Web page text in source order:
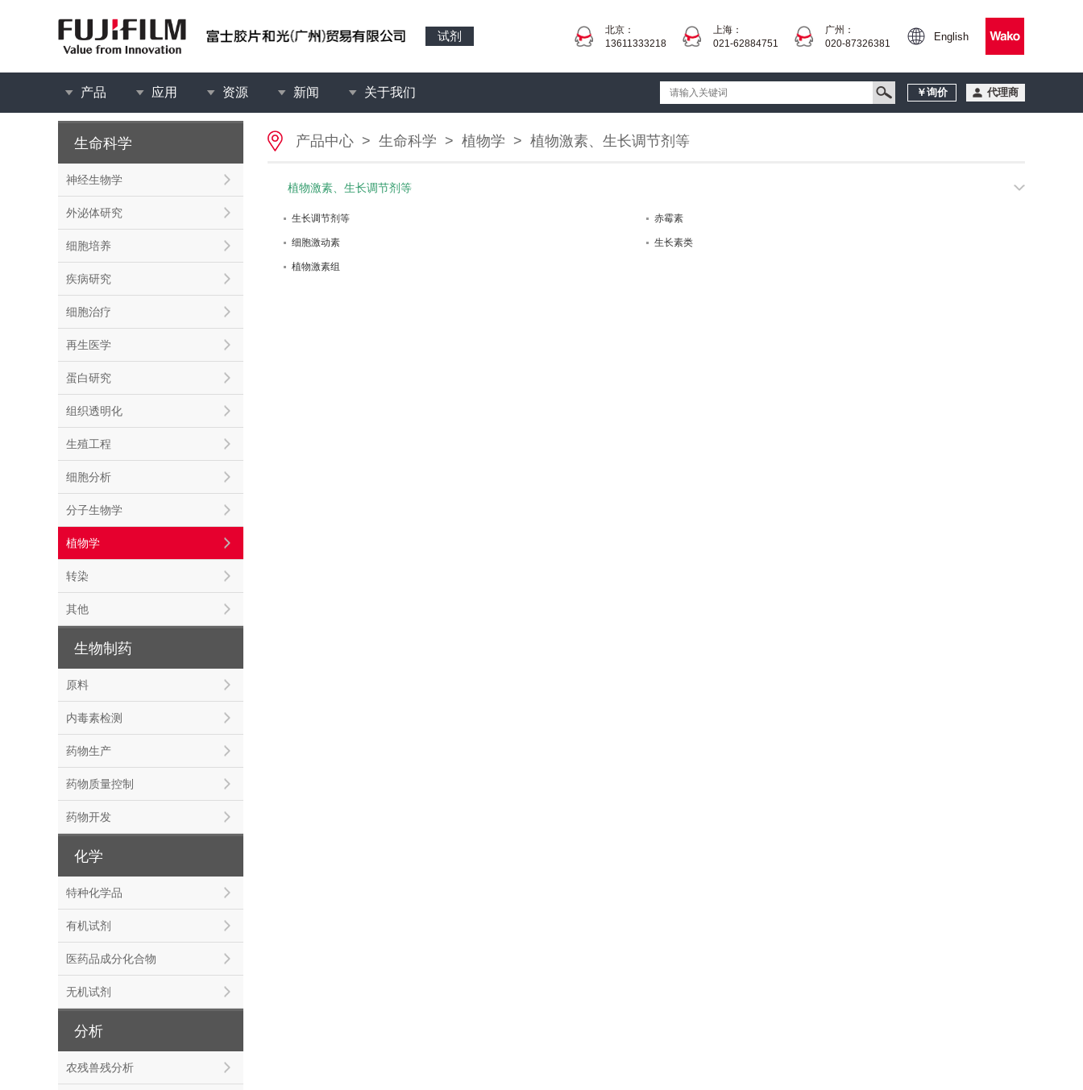
试剂
北京：
13611333218
上海：
021-62884751
广州：
020-87326381
English
产品 应用 资源 新闻 关于我们 ￥询价 代理商
生命科学
神经生物学
外泌体研究
细胞培养
疾病研究
细胞治疗
再生医学
蛋白研究
组织透明化
生殖工程
细胞分析
分子生物学
植物学
转染
其他
生物制药
原料
内毒素检测
药物生产
药物质量控制
药物开发
化学
特种化学品
有机试剂
医药品成分化合物
无机试剂
分析
农残兽残分析
产品中心 > 生命科学 > 植物学 > 植物激素、生长调节剂等
植物激素、生长调节剂等
生长调节剂等 赤霉素
细胞激动素 生长素类
植物激素组